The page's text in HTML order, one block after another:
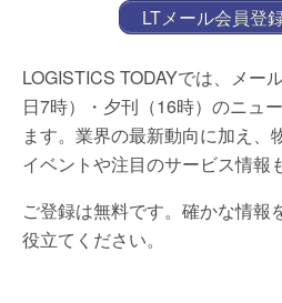
LTメール会員登
LOGISTICS TODAYでは、メー
日7時）・夕刊（16時）のニュ
ます。業界の最新動向に加え、
イベントや注目のサービス情報
ご登録は無料です。確かな情報
役立てください。